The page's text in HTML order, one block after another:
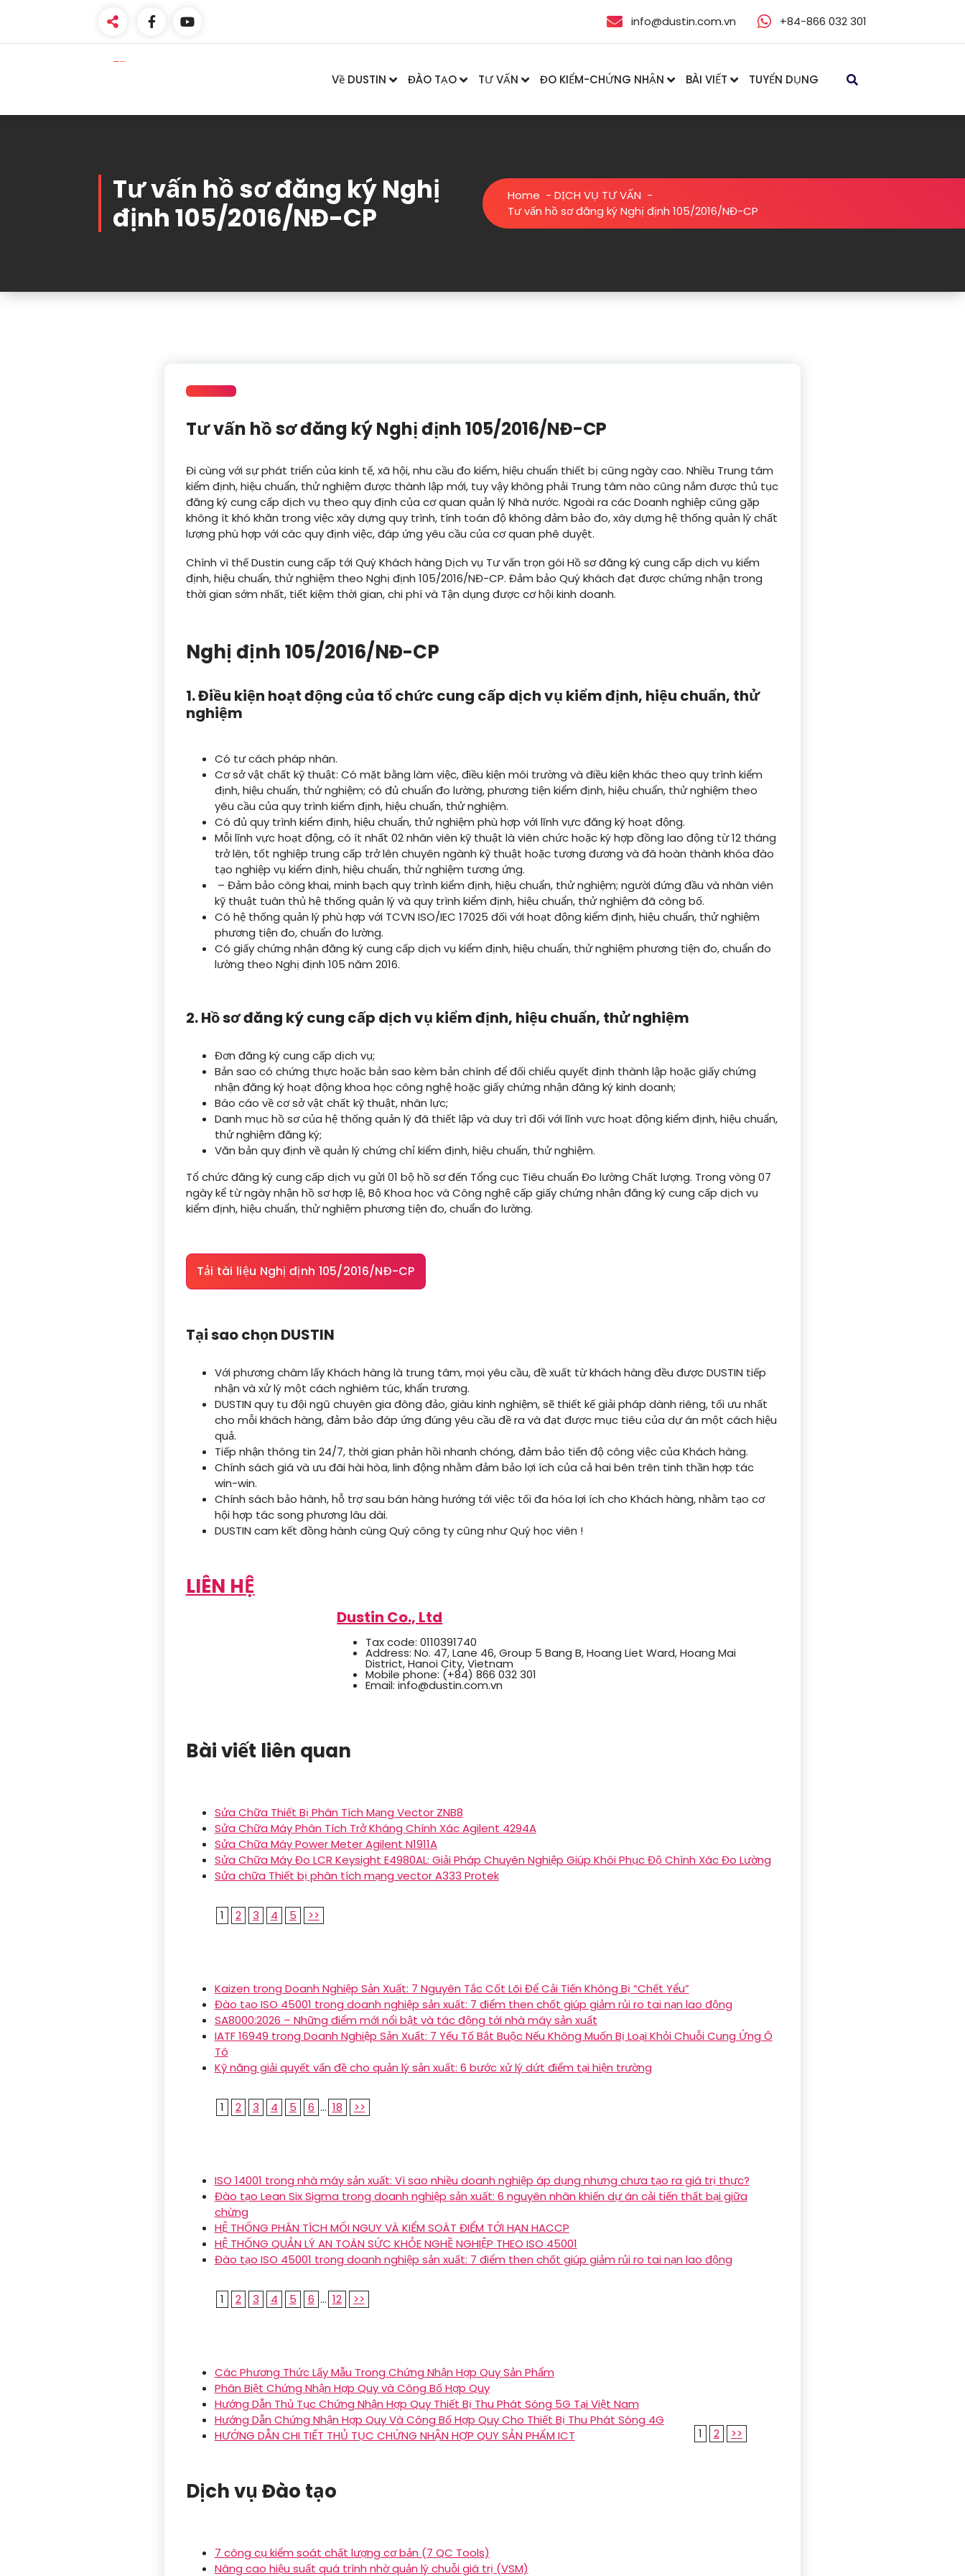
info@dustin.com.vn +84-866 032 301
Về DUSTIN ĐÀO TẠO TƯ VẤN ĐO KIỂM-CHỨNG NHẬN BÀI VIẾT TUYỂN DỤNG
Tư vấn hồ sơ đăng ký Nghị
định 105/2016/NĐ-CP
Home - DỊCH VỤ TƯ VẤN -
Tư vấn hồ sơ đăng ký Nghị định 105/2016/NĐ-CP
Tư vấn hồ sơ đăng ký Nghị định 105/2016/NĐ-CP
Đi cùng với sự phát triển của kinh tế, xã hội, nhu cầu đo kiểm, hiệu chuẩn thiết bị cũng ngày cao. Nhiều Trung tâm
kiểm định, hiệu chuẩn, thử nghiệm được thành lập mới, tuy vậy không phải Trung tâm nào cũng nắm được thủ tục
đăng ký cung cấp dịch vụ theo quy định của cơ quan quản lý Nhà nước. Ngoài ra các Doanh nghiệp cũng gặp
không ít khó khăn trong việc xây dựng quy trình, tính toán độ không đảm bảo đo, xây dựng hệ thống quản lý chất
lượng phù hợp với các quy định việc, đáp ứng yêu cầu của cơ quan phê duyệt.
Chính vì thế Dustin cung cấp tới Quý Khách hàng Dịch vụ Tư vấn trọn gói Hồ sơ đăng ký cung cấp dịch vụ kiểm
định, hiệu chuẩn, thử nghiệm theo Nghị định 105/2016/NĐ-CP. Đảm bảo Quý khách đạt được chứng nhận trong
thời gian sớm nhất, tiết kiệm thời gian, chi phí và Tận dụng được cơ hội kinh doanh.
Nghị định 105/2016/NĐ-CP
1. Điều kiện hoạt động của tổ chức cung cấp dịch vụ kiểm định, hiệu chuẩn, thử
nghiệm
Có tư cách pháp nhân.
Cơ sở vật chất kỹ thuật: Có mặt bằng làm việc, điều kiện môi trường và điều kiện khác theo quy trình kiểm
định, hiệu chuẩn, thử nghiệm; có đủ chuẩn đo lường, phương tiện kiểm định, hiệu chuẩn, thử nghiệm theo
yêu cầu của quy trình kiểm định, hiệu chuẩn, thử nghiệm.
Có đủ quy trình kiểm định, hiệu chuẩn, thử nghiệm phù hợp với lĩnh vực đăng ký hoạt động.
Mỗi lĩnh vực hoạt động, có ít nhất 02 nhân viên kỹ thuật là viên chức hoặc ký hợp đồng lao động từ 12 tháng
trở lên, tốt nghiệp trung cấp trở lên chuyên ngành kỹ thuật hoặc tương đương và đã hoàn thành khóa đào
tạo nghiệp vụ kiểm định, hiệu chuẩn, thử nghiệm tương ứng.
– Đảm bảo công khai, minh bạch quy trình kiểm định, hiệu chuẩn, thử nghiệm; người đứng đầu và nhân viên
kỹ thuật tuân thủ hệ thống quản lý và quy trình kiểm định, hiệu chuẩn, thử nghiệm đã công bố.
Có hệ thống quản lý phù hợp với TCVN ISO/IEC 17025 đối với hoạt động kiểm định, hiệu chuẩn, thử nghiệm
phương tiện đo, chuẩn đo lường.
Có giấy chứng nhận đăng ký cung cấp dịch vụ kiểm định, hiệu chuẩn, thử nghiệm phương tiện đo, chuẩn đo
lường theo Nghị định 105 năm 2016.
2. Hồ sơ đăng ký cung cấp dịch vụ kiểm định, hiệu chuẩn, thử nghiệm
Đơn đăng ký cung cấp dịch vụ;
Bản sao có chứng thực hoặc bản sao kèm bản chính để đối chiếu quyết định thành lập hoặc giấy chứng
nhận đăng ký hoạt động khoa học công nghệ hoặc giấy chứng nhận đăng ký kinh doanh;
Báo cáo về cơ sở vật chất kỹ thuật, nhân lực;
Danh mục hồ sơ của hệ thống quản lý đã thiết lập và duy trì đối với lĩnh vực hoạt động kiểm định, hiệu chuẩn,
thử nghiệm đăng ký;
Văn bản quy định về quản lý chứng chỉ kiểm định, hiệu chuẩn, thử nghiệm.
Tổ chức đăng ký cung cấp dịch vụ gửi 01 bộ hồ sơ đến Tổng cục Tiêu chuẩn Đo lường Chất lượng. Trong vòng 07
ngày kể từ ngày nhận hồ sơ hợp lệ, Bộ Khoa học và Công nghệ cấp giấy chứng nhận đăng ký cung cấp dịch vụ
kiểm định, hiệu chuẩn, thử nghiệm phương tiện đo, chuẩn đo lường.
Tải tài liệu Nghị định 105/2016/NĐ-CP
Tại sao chọn DUSTIN
Với phương châm lấy Khách hàng là trung tâm, mọi yêu cầu, đề xuất từ khách hàng đều được DUSTIN tiếp
nhận và xử lý một cách nghiêm túc, khẩn trương.
DUSTIN quy tụ đội ngũ chuyên gia đông đảo, giàu kinh nghiệm, sẽ thiết kế giải pháp dành riêng, tối ưu nhất
cho mỗi khách hàng, đảm bảo đáp ứng đúng yêu cầu đề ra và đạt được mục tiêu của dự án một cách hiệu
quả.
Tiếp nhận thông tin 24/7, thời gian phản hồi nhanh chóng, đảm bảo tiến độ công việc của Khách hàng.
Chính sách giá và ưu đãi hài hòa, linh động nhằm đảm bảo lợi ích của cả hai bên trên tinh thần hợp tác
win-win.
Chính sách bảo hành, hỗ trợ sau bán hàng hướng tới việc tối đa hóa lợi ích cho Khách hàng, nhằm tạo cơ
hội hợp tác song phương lâu dài.
DUSTIN cam kết đồng hành cùng Quý công ty cũng như Quý học viên !
LIÊN HỆ
Dustin Co., Ltd
Tax code: 0110391740
Address: No. 47, Lane 46, Group 5 Bang B, Hoang Liet Ward, Hoang Mai
District, Hanoi City, Vietnam
Mobile phone: (+84) 866 032 301
Email: info@dustin.com.vn
Bài viết liên quan
Sửa Chữa Thiết Bị Phân Tích Mạng Vector ZNB8
Sửa Chữa Máy Phân Tích Trở Kháng Chính Xác Agilent 4294A
Sửa Chữa Máy Power Meter Agilent N1911A
Sửa Chữa Máy Đo LCR Keysight E4980AL: Giải Pháp Chuyên Nghiệp Giúp Khôi Phục Độ Chính Xác Đo Lường
Sửa chữa Thiết bị phân tích mạng vector A333 Protek
1 2 3 4 5 >>
Kaizen trong Doanh Nghiệp Sản Xuất: 7 Nguyên Tắc Cốt Lõi Để Cải Tiến Không Bị “Chết Yểu”
Đào tạo ISO 45001 trong doanh nghiệp sản xuất: 7 điểm then chốt giúp giảm rủi ro tai nạn lao động
SA8000:2026 – Những điểm mới nổi bật và tác động tới nhà máy sản xuất
IATF 16949 trong Doanh Nghiệp Sản Xuất: 7 Yếu Tố Bắt Buộc Nếu Không Muốn Bị Loại Khỏi Chuỗi Cung Ứng Ô
Tô
Kỹ năng giải quyết vấn đề cho quản lý sản xuất: 6 bước xử lý dứt điểm tại hiện trường
1 2 3 4 5 6 ... 18 >>
ISO 14001 trong nhà máy sản xuất: Vì sao nhiều doanh nghiệp áp dụng nhưng chưa tạo ra giá trị thực?
Đào tạo Lean Six Sigma trong doanh nghiệp sản xuất: 6 nguyên nhân khiến dự án cải tiến thất bại giữa
chừng
HỆ THỐNG PHÂN TÍCH MỐI NGUY VÀ KIỂM SOÁT ĐIỂM TỚI HẠN HACCP
HỆ THỐNG QUẢN LÝ AN TOÀN SỨC KHỎE NGHỀ NGHIỆP THEO ISO 45001
Đào tạo ISO 45001 trong doanh nghiệp sản xuất: 7 điểm then chốt giúp giảm rủi ro tai nạn lao động
1 2 3 4 5 6 ... 12 >>
Các Phương Thức Lấy Mẫu Trong Chứng Nhận Hợp Quy Sản Phẩm
Phân Biệt Chứng Nhận Hợp Quy và Công Bố Hợp Quy
Hướng Dẫn Thủ Tục Chứng Nhận Hợp Quy Thiết Bị Thu Phát Sóng 5G Tại Việt Nam
Hướng Dẫn Chứng Nhận Hợp Quy Và Công Bố Hợp Quy Cho Thiết Bị Thu Phát Sóng 4G
HƯỚNG DẪN CHI TIẾT THỦ TỤC CHỨNG NHẬN HỢP QUY SẢN PHẨM ICT
1 2 >>
Dịch vụ Đào tạo
7 công cụ kiểm soát chất lượng cơ bản (7 QC Tools)
Nâng cao hiệu suất quá trình nhờ quản lý chuỗi giá trị (VSM)